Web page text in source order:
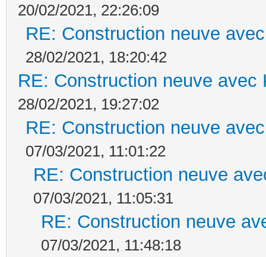
20/02/2021, 22:26:09
RE: Construction neuve
28/02/2021, 18:20:42
RE: Construction neuve avec
28/02/2021, 19:27:02
RE: Construction neuve
07/03/2021, 11:01:22
RE: Construction neuve
07/03/2021, 11:05:31
RE: Construction neuve
07/03/2021, 11:48:18